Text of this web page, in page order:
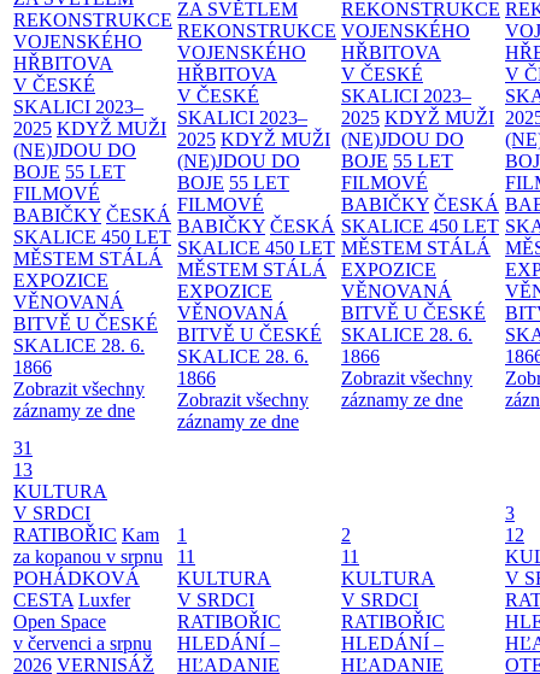
REKONSTRUKCE
VOJENSKÉHO
HŘBITOVA
V ČESKÉ
SKALICI 2023–
2025 KDYŽ MUŽI
(NE)JDOU DO
BOJE 55 LET
FILMOVÉ
BABIČKY ČESKÁ
SKALICE 450 LET
MĚSTEM STÁLÁ
EXPOZICE
VĚNOVANÁ
BITVĚ U ČESKÉ
SKALICE 28. 6.
1866
Zobrazit všechny
záznamy ze dne
ZA SVĚTLEM
REKONSTRUKCE
VOJENSKÉHO
HŘBITOVA
V ČESKÉ
SKALICI 2023–
2025 KDYŽ MUŽI
(NE)JDOU DO
BOJE 55 LET
FILMOVÉ
BABIČKY ČESKÁ
SKALICE 450 LET
MĚSTEM STÁLÁ
EXPOZICE
VĚNOVANÁ
BITVĚ U ČESKÉ
SKALICE 28. 6.
1866
Zobrazit všechny
záznamy ze dne
REKONSTRUKCE
VOJENSKÉHO
HŘBITOVA
V ČESKÉ
SKALICI 2023–
2025 KDYŽ MUŽI
(NE)JDOU DO
BOJE 55 LET
FILMOVÉ
BABIČKY ČESKÁ
SKALICE 450 LET
MĚSTEM STÁLÁ
EXPOZICE
VĚNOVANÁ
BITVĚ U ČESKÉ
SKALICE 28. 6.
1866
Zobrazit všechny
záznamy ze dne
V
31
13
KULTURA
V SRDCI
RATIBOŘIC Kam
za kopanou v srpnu
POHÁDKOVÁ
CESTA Luxfer
Open Space
v červenci a srpnu
2026 VERNISÁŽ
1
11
KULTURA
V SRDCI
RATIBOŘIC
HLEDÁNÍ –
HĽADANIE
2
11
KULTURA
V SRDCI
RATIBOŘIC
HLEDÁNÍ –
HĽADANIE
3
12
V